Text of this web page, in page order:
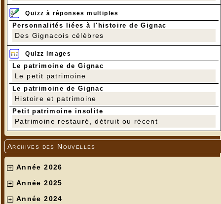
Quizz à réponses multiples
Personnalités liées à l'histoire de Gignac
Des Gignacois célèbres
Quizz images
Le patrimoine de Gignac
Le petit patrimoine
Le patrimoine de Gignac
Histoire et patrimoine
Petit patrimoine insolite
Patrimoine restauré, détruit ou récent
Archives des Nouvelles
Année 2026
Année 2025
Année 2024